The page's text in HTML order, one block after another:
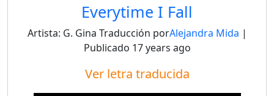
Everytime I Fall
Artista: G. Gina Traducción porAlejandra Mida |
Publicado 17 years ago
Ver letra traducida